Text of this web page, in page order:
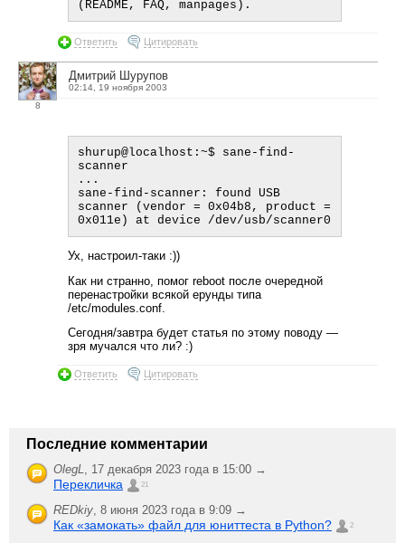
Ответить Цитировать
8
Дмитрий Шурупов
02:14, 19 ноября 2003
shurup@localhost:~$ sane-find-
scanner
...
sane-find-scanner: found USB
scanner (vendor = 0x04b8, product =
Ух, настроил-таки :))
Как ни странно, помог reboot после очередной
перенастройки всякой ерунды типа
/etc/modules.conf.
Сегодня/завтра будет статья по этому поводу —
зря мучался что ли? :)
Ответить Цитировать
Последние комментарии
OlegL, 17 декабря 2023 года в 15:00 →
Перекличка 21
REDkiy, 8 июня 2023 года в 9:09 →
Как «замокать» файл для юниттеста в Python? 2